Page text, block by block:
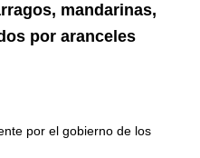
mandarinas,
por aranceles
por el gobierno de los